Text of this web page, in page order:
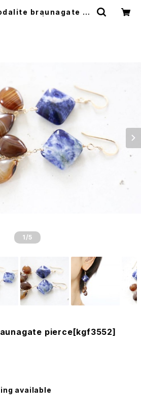
braunagate pi
1 /5
pierce[kgf3552]
available